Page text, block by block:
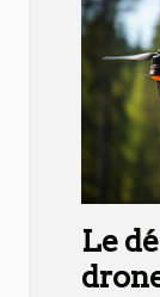
Le